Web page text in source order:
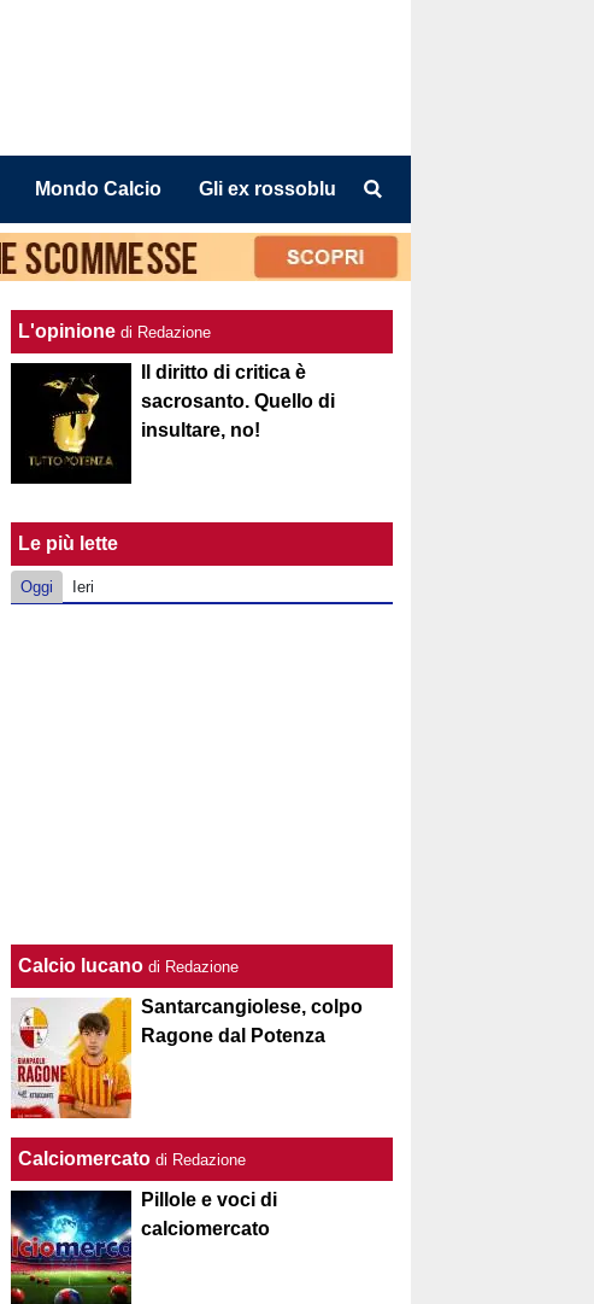
Mondo Calcio Gli ex rossoblu
L'opinione di Redazione
Il diritto di critica è
sacrosanto. Quello di
insultare, no!
Le più lette
Oggi Ieri
Calcio lucanodi Redazione
Santarcangiolese, colpo
Ragone dal Potenza
Calciomercato di Redazione
Pillole e voci di
calciomercato